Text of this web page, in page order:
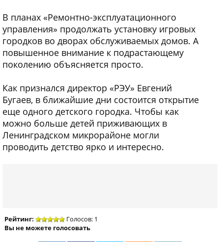
В планах «Ремонтно-эксплуатационного
управления» продолжать установку игровых
городков во дворах обслуживаемых домов. А
повышенное внимание к подрастающему
поколению объясняется просто.
Как признался директор «РЭУ» Евгений
Бугаев, в ближайшие дни состоится открытие
еще одного детского городка. Чтобы как
можно больше детей приживающих в
Ленинградском микрорайоне могли
проводить детство ярко и интересно.
Рейтинг:
Голосов: 1
Вы не можете голосовать